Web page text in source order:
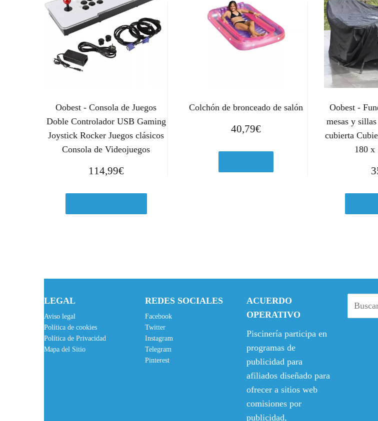
Oobest - Consola de Juegos
Doble Controlador USB Gaming
Joystick Rocker Juegos clásicos
Consola de Videojuegos
114,99€
Colchón de bronceado de salón
40,79€
Oobest -
mesas y
cubierta
180 x
LEGAL
Aviso legal
Política de cookies
Política de Privacidad
Mapa del Sitio
REDES SOCIALES
Facebook
Twitter
Instagram
Telegram
Pinterest
ACUERDO
OPERATIVO
Piscinería participa en
programas de
publicidad para
afiliados diseñado para
ofrecer a sitios web
comisiones por
publicidad,